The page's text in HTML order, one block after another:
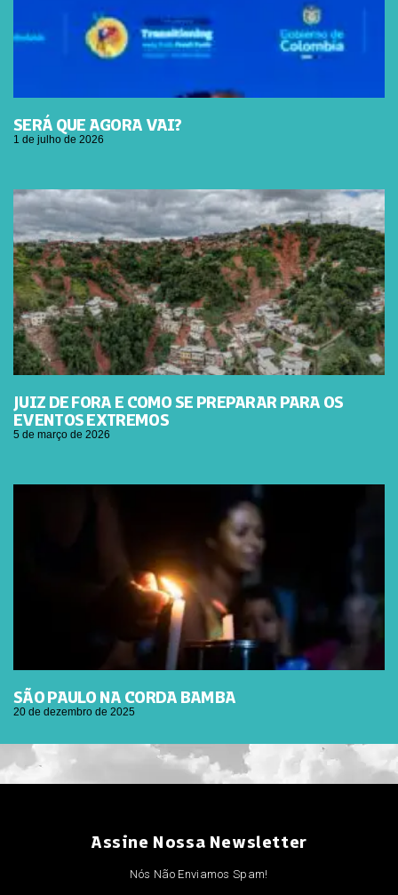
SERÁ QUE AGORA VAI?
1 de julho de 2026
JUIZ DE FORA E COMO SE PREPARAR PARA OS
EVENTOS EXTREMOS
5 de março de 2026
SÃO PAULO NA CORDA BAMBA
20 de dezembro de 2025
Assine Nossa Newsletter
Nós Não Enviamos Spam!